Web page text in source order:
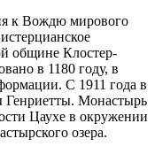
к Вождю мирового
общине Клостер-
в 1180 году, в
С 1911 года в
Генриетты. Монастырь
Цаухе в окружении
озера.